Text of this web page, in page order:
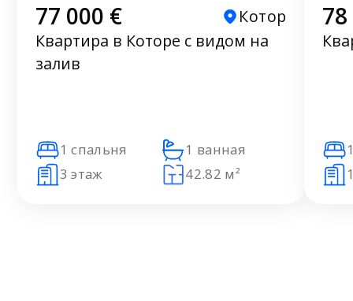
77 000 €
Котор
Квартира в Которе с видом на
залив
1 спальня
1 ванная
3 этаж
42.82 м²